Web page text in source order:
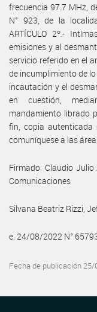
frecuencia 97.7 MHz,
N° 923, de la
ARTÍCULO 2º.-
emisiones y al
servicio referido en el
de incumplimiento de
incautación y el
en cuestión,
mandamiento librado
fin, copia autenticada
comuníquese a las
Firmado: Claudio
Comunicaciones
Silvana Beatriz Rizzi,
e. 24/08/2022 N°
Fecha de publicación